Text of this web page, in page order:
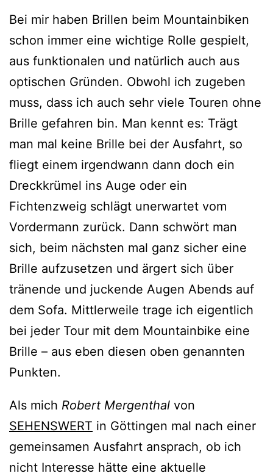
Bei mir haben Brillen beim Mountainbiken
schon immer eine wichtige Rolle gespielt,
aus funktionalen und natürlich auch aus
optischen Gründen. Obwohl ich zugeben
muss, dass ich auch sehr viele Touren ohne
Brille gefahren bin. Man kennt es: Trägt
man mal keine Brille bei der Ausfahrt, so
fliegt einem irgendwann dann doch ein
Dreckkrümel ins Auge oder ein
Fichtenzweig schlägt unerwartet vom
Vordermann zurück. Dann schwört man
sich, beim nächsten mal ganz sicher eine
Brille aufzusetzen und ärgert sich über
tränende und juckende Augen Abends auf
dem Sofa. Mittlerweile trage ich eigentlich
bei jeder Tour mit dem Mountainbike eine
Brille – aus eben diesen oben genannten
Punkten.
Als mich Robert Mergenthal von
SEHENSWERT in Göttingen mal nach einer
gemeinsamen Ausfahrt ansprach, ob ich
nicht Interesse hätte eine aktuelle